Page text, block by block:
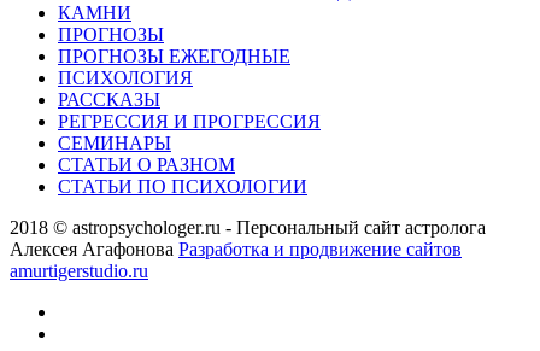
КАМНИ
ПРОГНОЗЫ
ПРОГНОЗЫ ЕЖЕГОДНЫЕ
ПСИХОЛОГИЯ
РАССКАЗЫ
РЕГРЕССИЯ И ПРОГРЕССИЯ
СЕМИНАРЫ
СТАТЬИ О РАЗНОМ
СТАТЬИ ПО ПСИХОЛОГИИ
2018 © astropsychologer.ru - Персональный сайт астролога
Алексея Агафонова Разработка и продвижение сайтов
amurtigerstudio.ru